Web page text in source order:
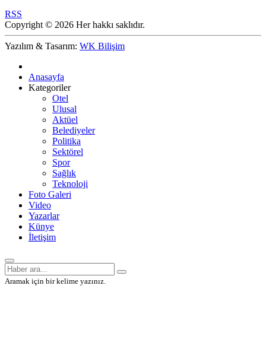
RSS
Copyright © 2026 Her hakkı saklıdır.
Yazılım & Tasarım: WK Bilişim
Anasayfa
Kategoriler
Otel
Ulusal
Aktüel
Belediyeler
Politika
Sektörel
Spor
Sağlık
Teknoloji
Foto Galeri
Video
Yazarlar
Künye
İletişim
Aramak için bir kelime yazınız.